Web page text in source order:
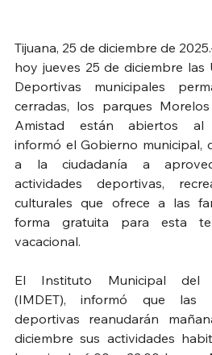
Tijuana, 25 de diciembre de
hoy jueves 25 de diciembre las
Deportivas municipales
cerradas, los parques
Amistad están abiertos al
informó el Gobierno municipal,
a la ciudadanía a
actividades deportivas,
culturales que ofrece a las
forma gratuita para esta
vacacional.
El Instituto Municipal del
(IMDET), informó que las
deportivas reanudarán
diciembre sus actividades